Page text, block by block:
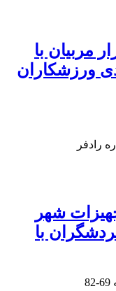
مربیان با
ورزشکاران
رادفر
شهر
با
69-82